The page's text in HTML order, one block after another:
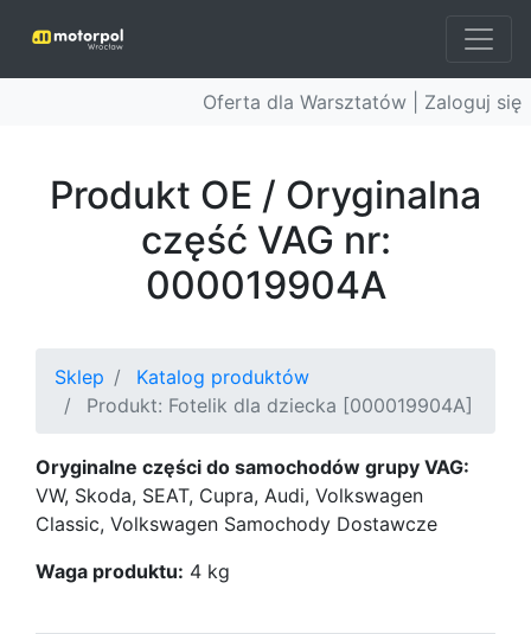
Oferta dla Warsztatów | Zaloguj się
Produkt OE / Oryginalna
część VAG nr:
000019904A
Sklep
Katalog produktów
Produkt: Fotelik dla dziecka [000019904A]
Oryginalne części do samochodów grupy VAG:
VW, Skoda, SEAT, Cupra, Audi, Volkswagen
Classic, Volkswagen Samochody Dostawcze
Waga produktu: 4 kg